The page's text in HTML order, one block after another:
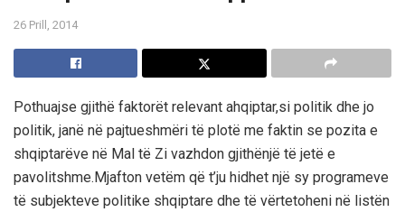
26 Prill, 2014
Pothuajse gjithë faktorët relevant ahqiptar,si politik dhe jo
politik, janë në pajtueshmëri të plotë me faktin se pozita e
shqiptarëve në Mal të Zi vazhdon gjithënjë të jetë e
pavolitshme.Mjafton vetëm që t’ju hidhet një sy programeve
të subjekteve politike shqiptare dhe të vërtetoheni në listën